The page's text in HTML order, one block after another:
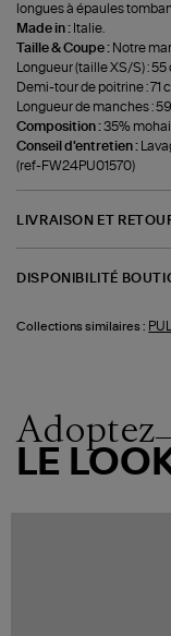
longues à épaules
Made in : Italie.
Taille & Coupe : Notre
Longueur (taille XS/S) : 55
Demi-tour de poitrine : 71
Longueur de manches :
Composition :35%
Conseil d'entretien :
(ref-FW24PU01570)
LIVRAISON ET
DISPONIBILITÉ
Collections similaires :
Adoptez
LE